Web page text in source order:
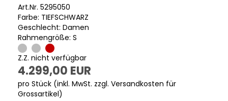
Art.Nr. 5295050
Farbe: TIEFSCHWARZ
Geschlecht: Damen
Rahmengröße: S
Z.Z. nicht verfügbar
4.299,00 EUR
pro Stück (inkl. MwSt. zzgl. Versandkosten für
Grossartikel)